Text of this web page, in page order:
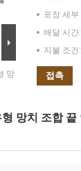
망
포장 세부
배달 시간:
지불 조건:
접촉
망치 조합 끝